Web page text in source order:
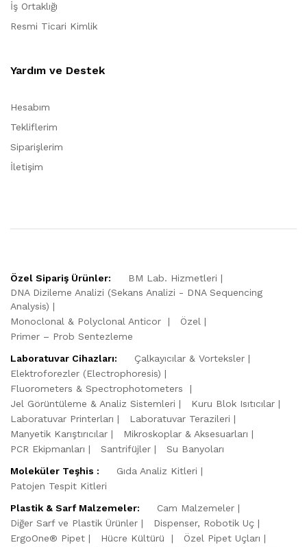
İş Ortaklığı
Resmi Ticari Kimlik
Yardım ve Destek
Hesabım
Tekliflerim
Siparişlerim
İletişim
Özel Sipariş Ürünler:
BM Lab. Hizmetleri
DNA Dizileme Analizi (Sekans Analizi - DNA Sequencing
Analysis)
Monoclonal & Polyclonal Anticor
Özel
Primer – Prob Sentezleme
Laboratuvar Cihazları:
Çalkayıcılar & Vorteksler
Elektroforezler (Electrophoresis)
Fluorometers & Spectrophotometers
Jel Görüntüleme & Analiz Sistemleri
Kuru Blok Isıtıcılar
Laboratuvar Printerları
Laboratuvar Terazileri
Manyetik Karıştırıcılar
Mikroskoplar & Aksesuarları
PCR Ekipmanları
Santrifüjler
Su Banyoları
Moleküler Teşhis :
Gıda Analiz Kitleri
Patojen Tespit Kitleri
Plastik & Sarf Malzemeler:
Cam Malzemeler
Diğer Sarf ve Plastik Ürünler
Dispenser, Robotik Uç
ErgoOne® Pipet
Hücre Kültürü
Özel Pipet Uçları